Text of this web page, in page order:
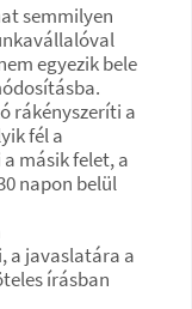
semmilyen
egyezik bele
rákényszeríti a
fél a
másik felet, a
napon belül
a javaslatára a
írásban